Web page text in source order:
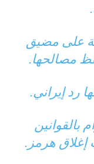
على مضيق
مصالحها.
رد إيراني.
بالقوانين
إغلاق هرمز.